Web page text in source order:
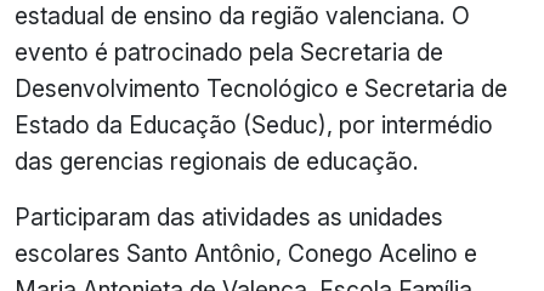
estadual de ensino da região valenciana. O
evento é patrocinado pela Secretaria de
Desenvolvimento Tecnológico e Secretaria de
Estado da Educação (Seduc), por intermédio
das gerencias regionais de educação.
Participaram das atividades as unidades
escolares Santo Antônio, Conego Acelino e